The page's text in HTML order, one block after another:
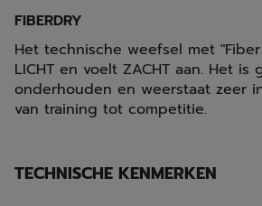
FIBERDRY
Het technische weefsel met
LICHT en voelt ZACHT aan. Het is
onderhouden en weerstaat zeer
van training tot competitie.
TECHNISCHE KENMERKEN